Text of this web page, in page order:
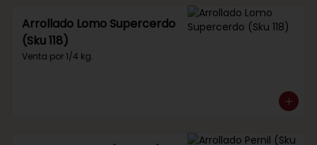
Arrollado Lomo Supercerdo
(Sku 118)
Venta por 1/4 kg.